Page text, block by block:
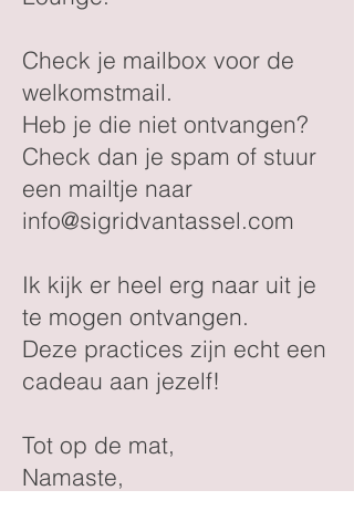
Check je mailbox voor de
welkomstmail.
Heb je die niet ontvangen?
Check dan je spam of stuur
een mailtje naar
info@sigridvantassel.com
Ik kijk er heel erg naar uit je
te mogen ontvangen.
Deze practices zijn echt een
cadeau aan jezelf!
Tot op de mat,
Namaste,